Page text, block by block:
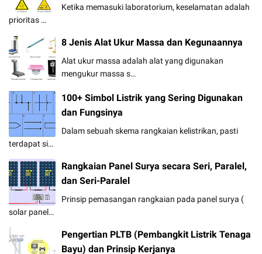
Ketika memasuki laboratorium, keselamatan adalah
prioritas …
8 Jenis Alat Ukur Massa dan Kegunaannya
Alat ukur massa adalah alat yang digunakan
mengukur massa s…
100+ Simbol Listrik yang Sering Digunakan
dan Fungsinya
Dalam sebuah skema rangkaian kelistrikan, pasti
terdapat si…
Rangkaian Panel Surya secara Seri, Paralel,
dan Seri-Paralel
Prinsip pemasangan rangkaian pada panel surya (
solar panel…
Pengertian PLTB (Pembangkit Listrik Tenaga
Bayu) dan Prinsip Kerjanya